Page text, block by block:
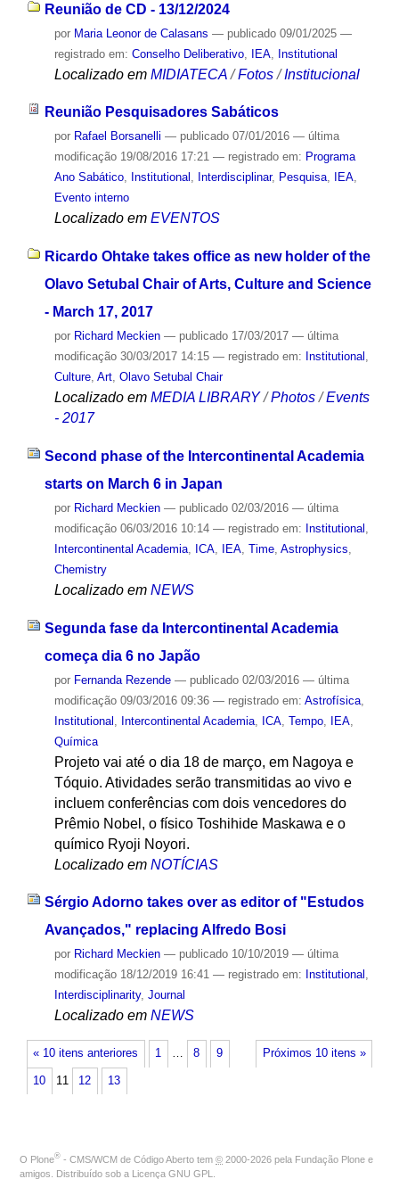
Reunião de CD - 13/12/2024
por Maria Leonor de Calasans — publicado09/01/2025 —
registrado em: Conselho Deliberativo, IEA, Institutional
Localizado em MIDIATECA /Fotos /Institucional
Reunião Pesquisadores Sabáticos
por Rafael Borsanelli — publicado07/01/2016 — última
modificação19/08/2016 17:21 — registrado em: Programa
Ano Sabático, Institutional , Interdisciplinar, Pesquisa, IEA,
Evento interno
Localizado em EVENTOS
Ricardo Ohtake takes office as new holder of the
Olavo Setubal Chair of Arts, Culture and Science
- March 17, 2017
por Richard Meckien — publicado17/03/2017 — última
modificação30/03/2017 14:15 — registrado em: Institutional ,
Culture, Art, Olavo Setubal Chair
Localizado em MEDIA LIBRARY /Photos /Events
- 2017
Second phase of the Intercontinental Academia
starts on March 6 in Japan
por Richard Meckien — publicado02/03/2016 — última
modificação06/03/2016 10:14 — registrado em: Institutional
Intercontinental Academia, ICA, IEA, Time, Astrophysics
Chemistry
Localizado em NEWS
Segunda fase da Intercontinental Academia
começa dia 6 no Japão
por Fernanda Rezende — publicado02/03/2016 — última
modificação09/03/2016 09:36 — registrado em: Astrofísica,
Institutional
Intercontinental Academia, ICA, Tempo, IEA,
Química
Projeto vai até o dia 18 de março, em Nagoya e
Tóquio. Atividades serão transmitidas ao vivo e
incluem conferências com dois vencedores do
Prêmio Nobel, o físico Toshihide Maskawa e o
químico Ryoji Noyori.
Localizado em NOTÍCIAS
Sérgio Adorno takes over as editor of "Estudos
Avançados," replacing Alfredo Bosi
por Richard Meckien — publicado10/10/2019 — última
modificação18/12/2019 16:41 — registrado em: Institutional ,
Interdisciplinarity, Journal
Localizado em NEWS
« 10 itens anteriores Próximos 10 itens »
1 … 8 9
10 11 12 13
O Plone® - CMS/WCM de Código Aberto tem © 2000-2026 pela Fundação Plone e
amigos. Distribuído sob a Licença GNU GPL